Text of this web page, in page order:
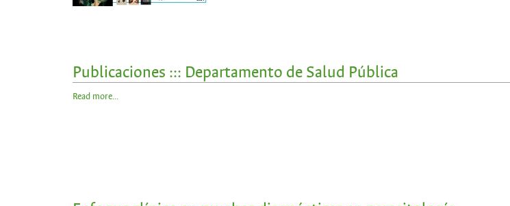
Publicaciones ::: Departamento de Salud Pública
Read more...